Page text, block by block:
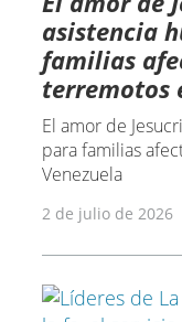
asistencia
familias
terremotos
El amor de
para familias
Venezuela
2 de julio de 2026